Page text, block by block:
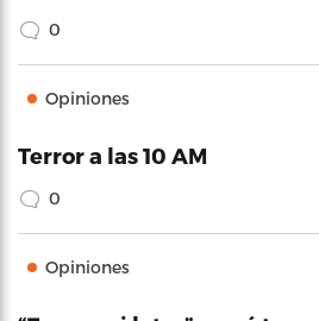
0
Opiniones
Terror a las 10 AM
0
Opiniones